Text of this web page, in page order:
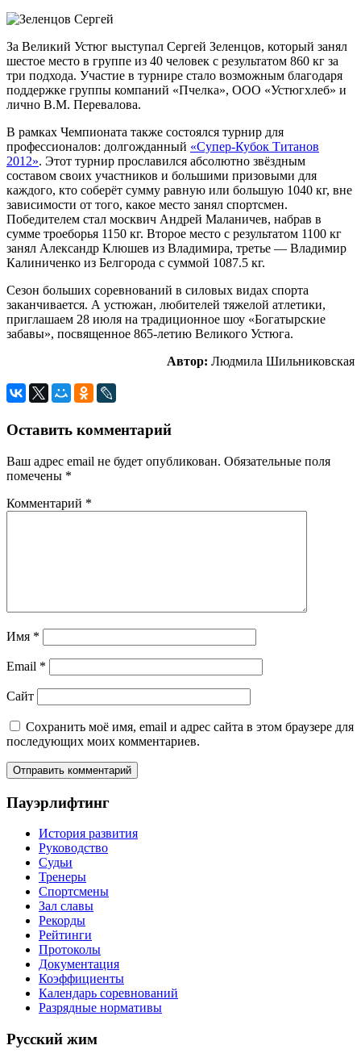
За Великий Устюг выступал Сергей Зеленцов, который занял
шестое место в группе из 40 человек с результатом 860 кг за
три подхода. Участие в турнире стало возможным благодаря
поддержке группы компаний «Пчелка», ООО «Устюгхлеб» и
лично В.М. Перевалова.
В рамках Чемпионата также состоялся турнир для
профессионалов: долгожданный «Супер-Кубок Титанов
2012». Этот турнир прославился абсолютно звёздным
составом своих участников и большими призовыми для
каждого, кто соберёт сумму равную или большую 1040 кг, вне
зависимости от того, какое место занял спортсмен.
Победителем стал москвич Андрей Маланичев, набрав в
сумме троеборья 1150 кг. Второе место с результатом 1100 кг
занял Александр Клюшев из Владимира, третье — Владимир
Калиниченко из Белгорода с суммой 1087.5 кг.
Сезон больших соревнований в силовых видах спорта
заканчивается. А устюжан, любителей тяжелой атлетики,
приглашаем 28 июля на традиционное шоу «Богатырские
забавы», посвященное 865-летию Великого Устюга.
Автор: Людмила Шильниковская
Навигация
по
записям
Предыдущая
борец
вольного
стиля.
Следующая
запись:
Владислава
готовится
к
рекорду
Оставить комментарий
Ваш адрес email не будет опубликован. Обязательные поля
помечены *
Комментарий *
Имя *
Email *
Сайт
Сохранить моё имя, email и адрес сайта в этом браузере для
последующих моих комментариев.
Пауэрлифтинг
История развития
Руководство
Судьи
Тренеры
Спортсмены
Зал славы
Рекорды
Рейтинги
Протоколы
Документация
Коэффициенты
Календарь соревнований
Разрядные нормативы
Русский жим